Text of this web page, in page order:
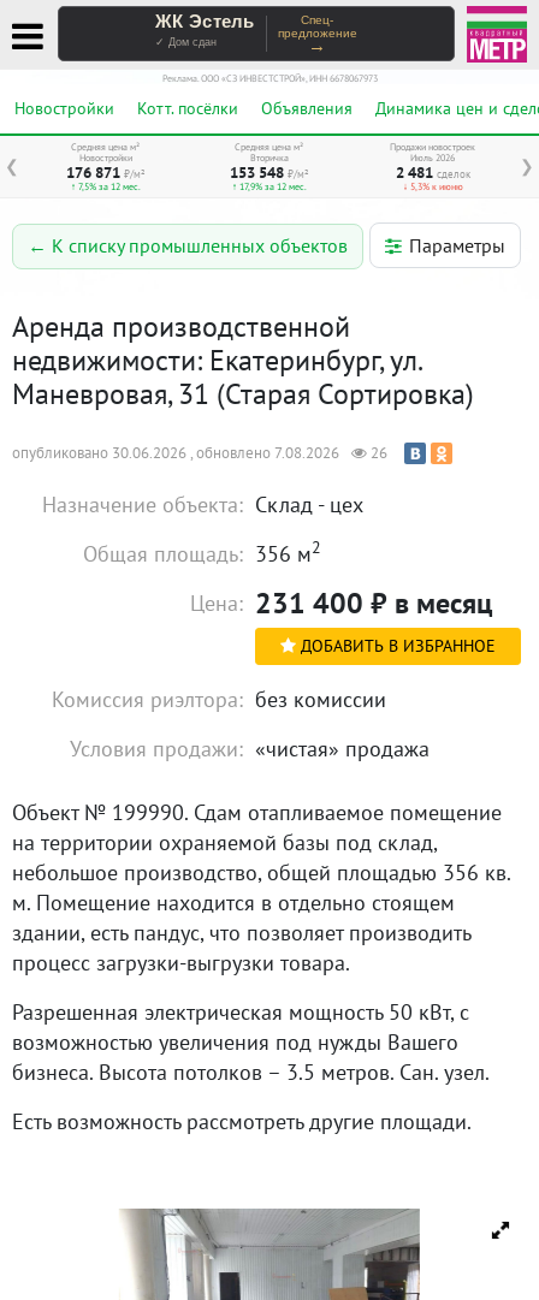
ЖК Эстель
✓ Дом сдан
Спец-
предложение
→
Реклама. ООО «СЗ ИНВЕСТСТРОЙ», ИНН 6678067973
Новостройки Котт. посёлки Объявления Динамика цен и
❮ ❯
Средняя цена м²
Новостройки
176 871 ₽/м²
↑ 7,5% за 12 мес.
Средняя цена м²
Вторичка
153 548 ₽/м²
↑ 17,9% за 12 мес.
Продажи новостроек
Июль 2026
2 481 сделок
↓ 5,3% к июню
← К списку промышленных объектов Параметры
Аренда производственной
недвижимости: Екатеринбург, ул.
Маневровая, 31 (Старая Сортировка)
опубликовано 30.06.2026 , обновлено 7.08.2026 26
Назначение объекта: Склад - цех
Общая площадь: 356 м2
Цена: 231 400 ₽ в месяц
ДОБАВИТЬ В ИЗБРАННОЕ
Комиссия риэлтора: без комиссии
Условия продажи: «чистая» продажа
Объект № 199990. Сдам отапливаемое помещение
на территории охраняемой базы под склад,
небольшое производство, общей площадью 356 кв.
м. Помещение находится в отдельно стоящем
здании, есть пандус, что позволяет производить
процесс загрузки-выгрузки товара.
Разрешенная электрическая мощность 50 кВт, с
возможностью увеличения под нужды Вашего
бизнеса. Высота потолков – 3.5 метров. Сан. узел.
Есть возможность рассмотреть другие площади.